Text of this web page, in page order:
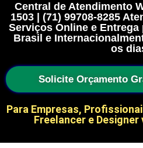
Central de Atendimento
1503 | (71) 99708-8285
Serviços Online e
Brasil e
os
Solicite Orçamento
Para Empresas,
Freelancer e